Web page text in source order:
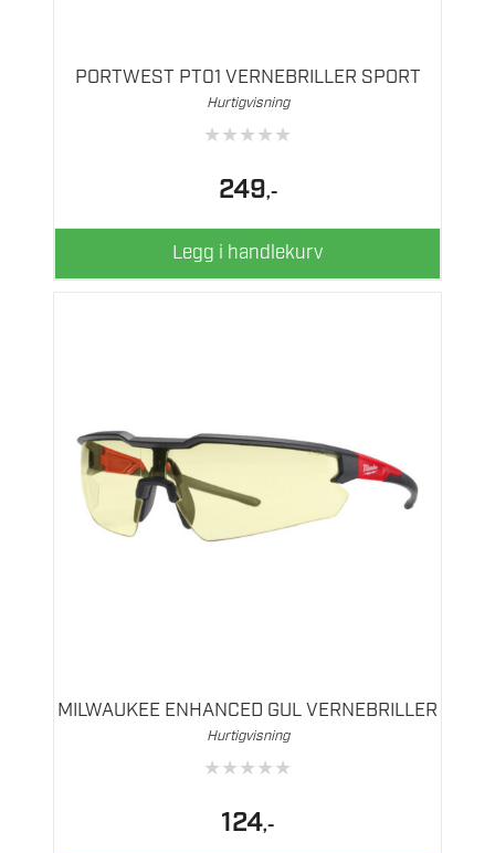
PORTWEST PT01 VERNEBRILLER SPORT
Hurtigvisning
★★★★★
249,-
Legg i handlekurv
MILWAUKEE ENHANCED GUL VERNEBRILLER
Hurtigvisning
★★★★★
124,-